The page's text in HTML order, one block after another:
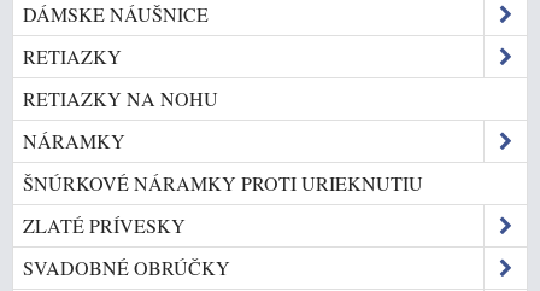
DÁMSKE NÁUŠNICE
RETIAZKY
RETIAZKY NA NOHU
NÁRAMKY
ŠNÚRKOVÉ NÁRAMKY PROTI URIEKNUTIU
ZLATÉ PRÍVESKY
SVADOBNÉ OBRÚČKY